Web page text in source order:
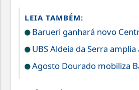
LEIA TAMBÉM:
Barueri ganhará novo
UBS Aldeia da Serra
Agosto Dourado mobiliza